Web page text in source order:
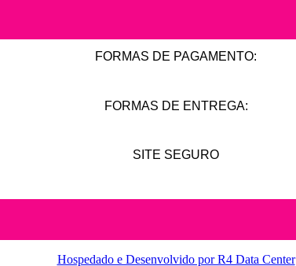
FORMAS DE PAGAMENTO:
FORMAS DE ENTREGA:
SITE SEGURO
Hospedado e Desenvolvido por R4 Data Center